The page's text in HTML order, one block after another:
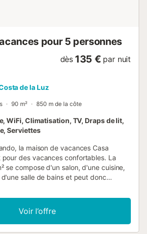
pour 5 personnes
dès 135 € par nuit
de la Luz
90 m² 850 m de la côte
WiFi, Climatisation, TV, Draps de lit,
Serviettes
la maison de vacances Casa
des vacances confortables. La
se compose d'un salon, d'une cuisine,
salle de bains et peut donc
Fi, une télévision, la climatisation ainsi
laver. Un lit bébé et une chaise haute
Cette location de vacances
privé avec une piscine, une
Voir l’offre